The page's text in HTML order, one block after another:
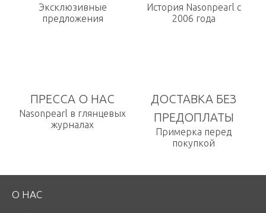
Эксклюзивные
предложения
История Nasonpearl с
2006 года
ПРЕССА О НАС
Nasonpearl в глянцевых
журналах
ДОСТАВКА БЕЗ
ПРЕДОПЛАТЫ
Примерка перед
покупкой
О НАС